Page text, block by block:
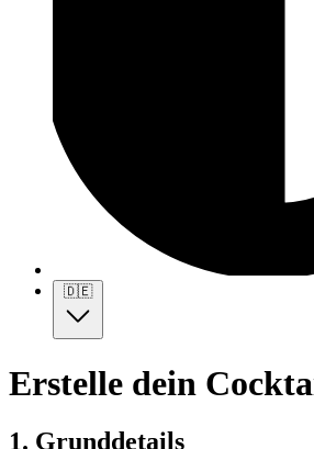
🇩🇪
Erstelle dein
1. Grunddetails